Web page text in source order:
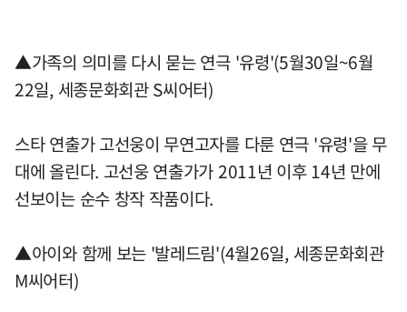
▲가족의 의미를 다시 묻는 연극 '유령'(5월30일~6월
22일, 세종문화회관 S씨어터)
스타 연출가 고선웅이 무연고자를 다룬 연극 '유령'을 무
대에 올린다. 고선웅 연출가가 2011년 이후 14년 만에
선보이는 순수 창작 작품이다.
▲아이와 함께 보는 '발레드림'(4월26일, 세종문화회관
M씨어터)